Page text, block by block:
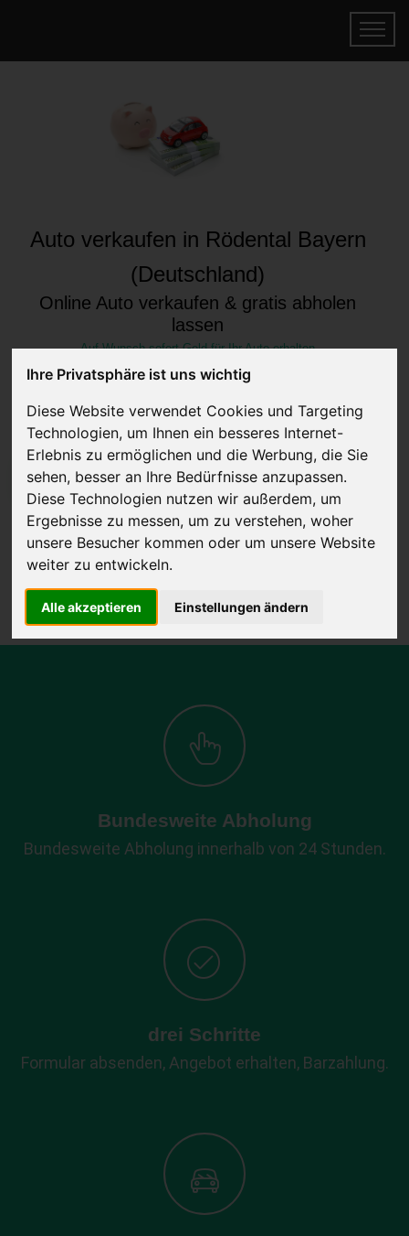
Ihre Privatsphäre ist uns wichtig
Diese Website verwendet Cookies und Targeting
Technologien, um Ihnen ein besseres Internet-
Erlebnis zu ermöglichen und die Werbung, die Sie
sehen, besser an Ihre Bedürfnisse anzupassen.
Diese Technologien nutzen wir außerdem, um
Ergebnisse zu messen, um zu verstehen, woher
unsere Besucher kommen oder um unsere Website
weiter zu entwickeln.
Alle akzeptieren Einstellungen ändern
Auto verkaufen in Rödental Bayern
(Deutschland)
Online Auto verkaufen & gratis abholen
lassen
Auf Wunsch sofort Geld für Ihr Auto erhalten
JETZT KOSTENLOSE BEWERTUNG
Kostenloses Angebotfür den Ankauf Ihres Autos inklusive der
Abholung, auf Wunsch sofort Geld. Ihre Daten werden nicht mit Dritten
Wir garantieren 100% Sicherheit.
Bundesweite Abholung
Bundesweite Abholung innerhalb von 24 Stunden.
drei Schritte
Formular absenden, Angebot erhalten, Barzahlung.